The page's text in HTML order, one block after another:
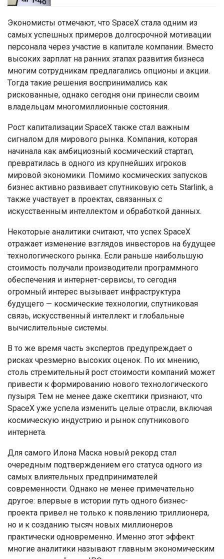
Экономисты отмечают, что SpaceX стала одним из
самых успешных примеров долгосрочной мотивации
персонала через участие в капитале компании. Вместо
высоких зарплат на ранних этапах развития бизнеса
многим сотрудникам предлагались опционы и акции.
Тогда такие решения воспринимались как
рискованные, однако сегодня они принесли своим
владельцам многомиллионные состояния.
Рост капитализации SpaceX также стал важным
сигналом для мирового рынка. Компания, которая
начинала как амбициозный космический стартап,
превратилась в одного из крупнейших игроков
мировой экономики. Помимо космических запусков
бизнес активно развивает спутниковую сеть Starlink, а
также участвует в проектах, связанных с
искусственным интеллектом и обработкой данных.
Некоторые аналитики считают, что успех SpaceX
отражает изменение взглядов инвесторов на будущее
технологического рынка. Если раньше наибольшую
стоимость получали производители программного
обеспечения и интернет-сервисы, то сегодня
огромный интерес вызывает инфраструктура
будущего — космические технологии, спутниковая
связь, искусственный интеллект и глобальные
вычислительные системы.
В то же время часть экспертов предупреждает о
рисках чрезмерно высоких оценок. По их мнению,
столь стремительный рост стоимости компаний может
привести к формированию нового технологического
пузыря. Тем не менее даже скептики признают, что
SpaceX уже успела изменить целые отрасли, включая
космическую индустрию и рынок спутникового
интернета.
Для самого Илона Маска новый рекорд стал
очередным подтверждением его статуса одного из
самых влиятельных предпринимателей
современности. Однако не менее примечательно
другое: впервые в истории путь одного бизнес-
проекта привел не только к появлению триллионера,
но и к созданию тысяч новых миллионеров
практически одновременно. Именно этот эффект
многие аналитики называют главным экономическим